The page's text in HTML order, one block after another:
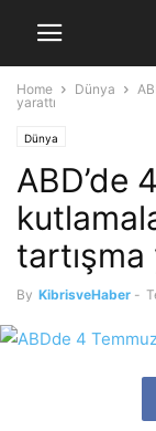
Home Dünya
yarattı
Dünya
ABD’de
tartışma
By KibrisveHaber -